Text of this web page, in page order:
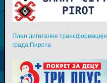
План дигиталне трансформације
града Пирота